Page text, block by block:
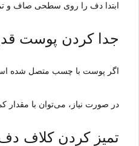
ابتدا دف را روی سطحی صاف و
جدا کردن پوست
اگر پوست با چسب متصل شده
در صورت نیاز، می‌توان با
تمیز کردن کلاف